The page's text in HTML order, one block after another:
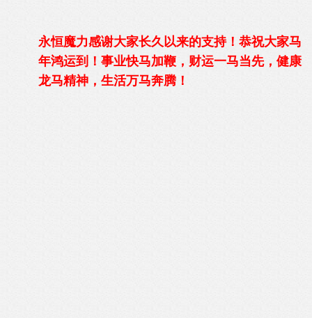
永恒魔力感谢大家长久以来的支持！恭祝大家马
年鸿运到！事业快马加鞭，财运一马当先，健康
龙马精神，生活万马奔腾！